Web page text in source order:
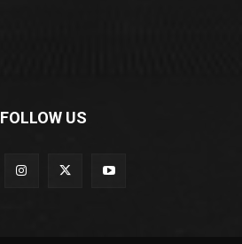
FOLLOW US